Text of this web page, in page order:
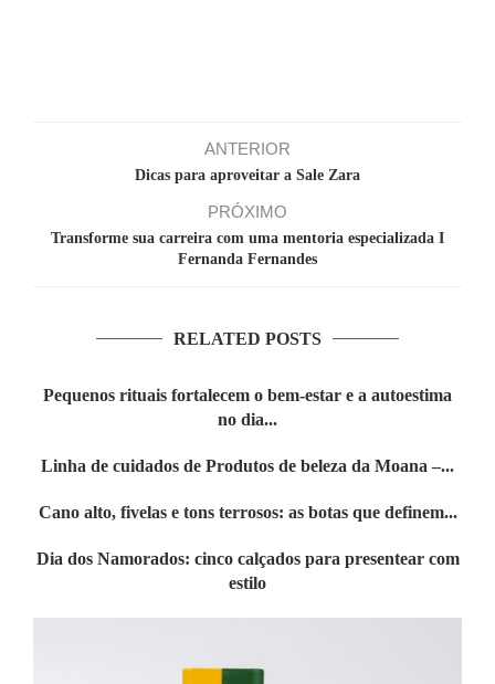
ANTERIOR
Dicas para aproveitar a Sale Zara
PRÓXIMO
Transforme sua carreira com uma mentoria especializada I
Fernanda Fernandes
RELATED POSTS
Pequenos rituais fortalecem o bem-estar e a autoestima
no dia...
Linha de cuidados de Produtos de beleza da Moana –...
Cano alto, fivelas e tons terrosos: as botas que definem...
Dia dos Namorados: cinco calçados para presentear com
estilo